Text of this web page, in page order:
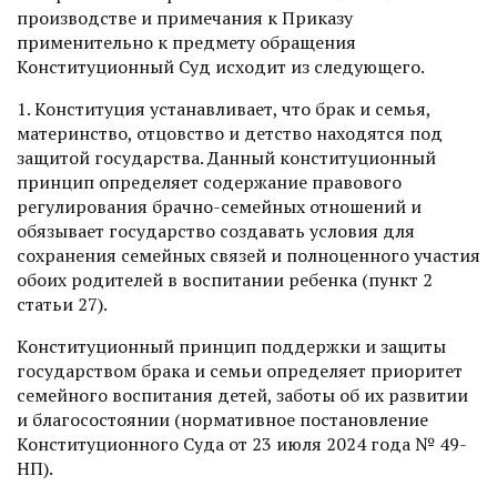
производстве и примечания к Приказу
применительно к предмету обращения
Конституционный Суд исходит из следующего.
1. Конституция устанавливает, что брак и семья,
материнство, отцовство и детство находятся под
защитой государства. Данный конституционный
принцип определяет содержание правового
регулирования брачно-семейных отношений и
обязывает государство создавать условия для
сохранения семейных связей и полноценного участия
обоих родителей в воспитании ребенка (пункт 2
статьи 27).
Конституционный принцип поддержки и защиты
государством брака и семьи определяет приоритет
семейного воспитания детей, заботы об их развитии
и благосостоянии (нормативное постановление
Конституционного Суда от 23 июля 2024 года № 49-
НП).